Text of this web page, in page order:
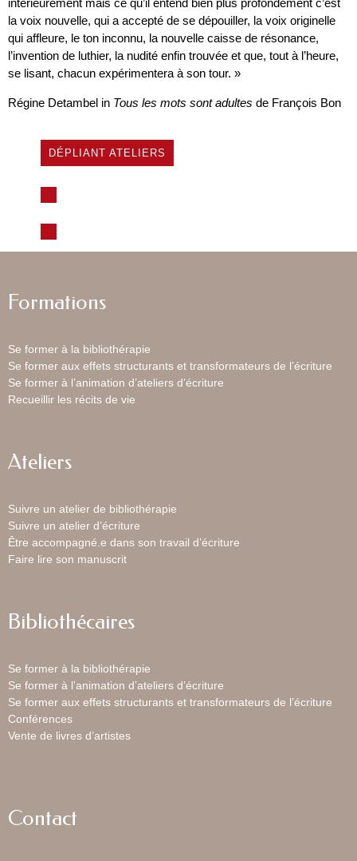
intérieurement mais ce qu’il entend bien plus profondément c’est
la voix nouvelle, qui a accepté de se dépouiller, la voix originelle
qui affleure, le ton inconnu, la nouvelle caisse de résonance,
l’invention de luthier, la nudité enfin trouvée et que, tout à l’heure,
se lisant, chacun expérimentera à son tour. »
Régine Detambel in Tous les mots sont adultes de François Bon
DÉPLIANT ATELIERS
Formations
Se former à la bibliothérapie
Se former aux effets structurants et transformateurs de l’écriture
Se former à l’animation d’ateliers d’écriture
Recueillir les récits de vie
Ateliers
Suivre un atelier de bibliothérapie
Suivre un atelier d’écriture
Être accompagné.e dans son travail d’écriture
Faire lire son manuscrit
Bibliothécaires
Se former à la bibliothérapie
Se former à l’animation d’ateliers d’écriture
Se former aux effets structurants et transformateurs de l’écriture
Conférences
Vente de livres d’artistes
Contact